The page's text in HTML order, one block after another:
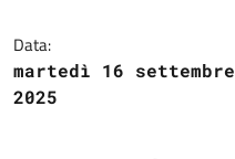
Data:
martedì 16 settembre
2025